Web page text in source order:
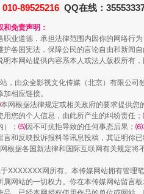
010-89525216 QQ在线：
免责声明：
业道德，承担法律范围内因你的网络行
各国宪法，保障公民的言论自由和新闻
本网站提供内容系本人或法人版权所有
，由众全影视文化传媒（北京）有限公
相应链接。
本网根据法律规定或相关政府的要求提供您
您的个人信息，由此所产生的纠纷责任；
； ⑸因不可抗拒导致的任何事态后果； ⑹
和反映投诉报料等讯息投稿，其证明你
据各国新法律和国际互联网有关规定将
XXXXXXX网所有。本传媒网站拥有管
网站的一切权力。你在本传媒网站留言